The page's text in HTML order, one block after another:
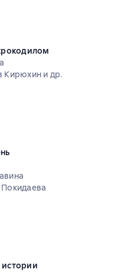
Кирюхин и др.
0 на основе 0 оценок
0 на основе 0 оценок